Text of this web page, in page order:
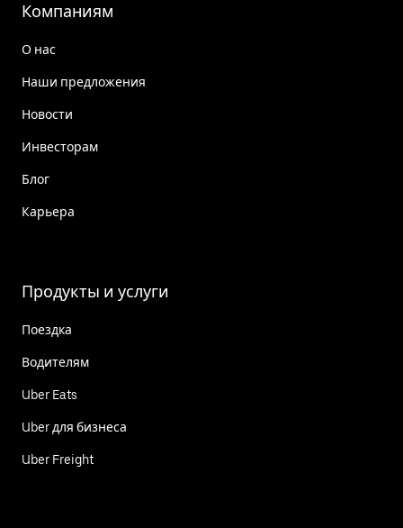
Компаниям
О нас
Наши предложения
Новости
Инвесторам
Блог
Карьера
Продукты и услуги
Поездка
Водителям
Uber Eats
Uber для бизнеса
Uber Freight